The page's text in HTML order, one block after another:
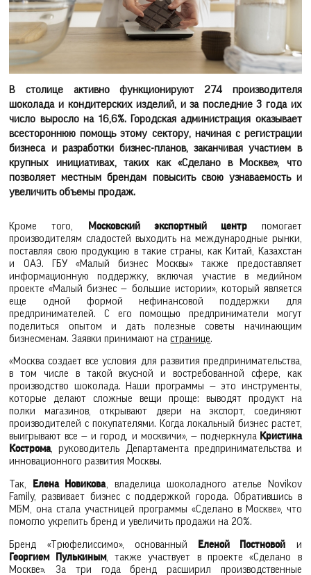
В столице активно функционируют 274 производителя
шоколада и кондитерских изделий, и за последние 3 года их
число выросло на 16,6%. Городская администрация оказывает
всестороннюю помощь этому сектору, начиная с регистрации
бизнеса и разработки бизнес-планов, заканчивая участием в
крупных инициативах, таких как «Сделано в Москве», что
позволяет местным брендам повысить свою узнаваемость и
увеличить объемы продаж.
Кроме того, Московский экспортный центрпомогает
производителям сладостей выходить на международные рынки,
поставляя свою продукцию в такие страны, как Китай, Казахстан
и ОАЭ. ГБУ «Малый бизнес Москвы» также предоставляет
информационную поддержку, включая участие в медийном
проекте «Малый бизнес — большие истории», который является
еще одной формой нефинансовой поддержки для
предпринимателей. С его помощью предприниматели могут
поделиться опытом и дать полезные советы начинающим
бизнесменам. Заявки принимают настранице.
«Москва создает все условия для развития предпринимательства,
в том числе в такой вкусной и востребованной сфере, как
производство шоколада. Наши программы — это инструменты,
которые делают сложные вещи проще: выводят продукт на
полки магазинов, открывают двери на экспорт, соединяют
производителей с покупателями. Когда локальный бизнес растет,
выигрывают все — и город, и москвичи», — подчеркнулаКристина
Кострома, руководитель Департамента предпринимательства и
инновационного развития Москвы.
Так, Елена Новикова, владелица шоколадного ателье Novikov
Family, развивает бизнес с поддержкой города. Обратившись в
МБМ, она стала участницей программы «Сделано в Москве», что
помогло укрепить бренд и увеличить продажи на 20%.
Бренд «Трюфелиссимо», основанный Еленой Постновой и
Георгием Пулькиным, также участвует в проекте «Сделано в
Москве». За три года бренд расширил производственные